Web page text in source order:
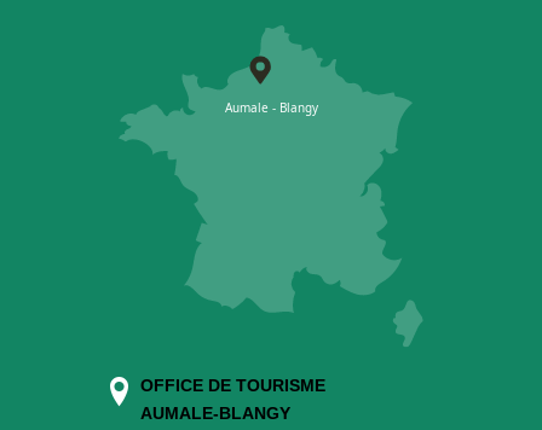
OFFICE DE TOURISME
AUMALE-BLANGY